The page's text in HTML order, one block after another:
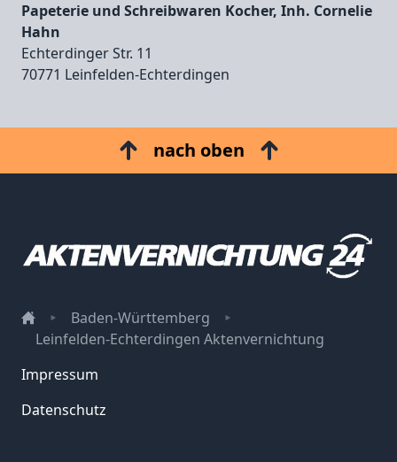
Papeterie und Schreibwaren Kocher, Inh. Cornelie
Hahn
Echterdinger Str. 11
70771 Leinfelden‑Echterdingen
nach oben
Baden-Württemberg
Leinfelden-Echterdingen Aktenvernichtung
Impressum
Datenschutz